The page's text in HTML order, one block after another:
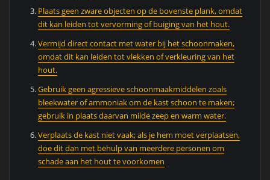
Plaats geen zware objecten op de bovenste plank, omdat
dit kan leiden tot vervorming of buiging van het hout.
Vermijd direct contact met water bij het schoonmaken,
omdat dit kan leiden tot vlekken of verkleuring van het
hout.
Gebruik geen agressieve schoonmaakmiddelen zoals
bleekwater of ammoniak om de kast schoon te maken;
gebruik in plaats daarvan milde zeep en warm water.
Verplaats de kast niet vaak; als je hem moet verplaatsen,
doe dit dan met behulp van meerdere personen om
schade aan het hout te voorkomen